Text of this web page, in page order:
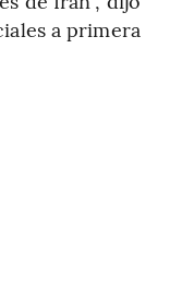
a primera